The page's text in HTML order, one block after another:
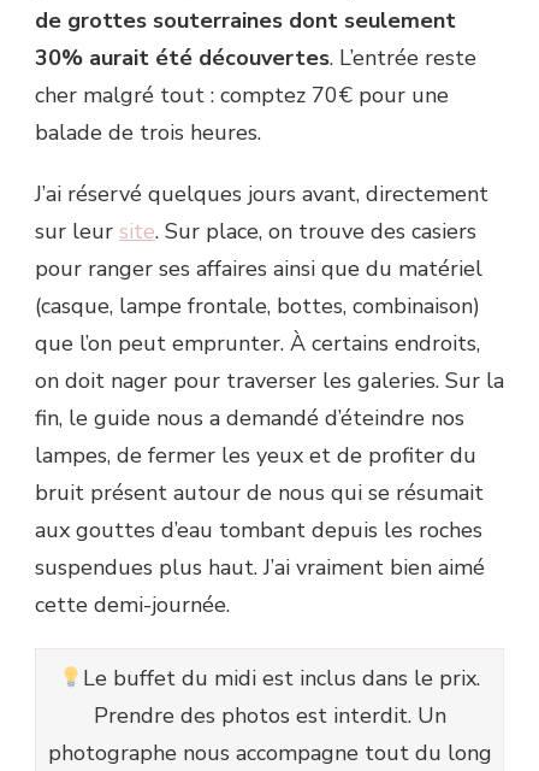
de grottes souterraines dont seulement
30% aurait été découvertes. L’entrée reste
cher malgré tout : comptez 70€ pour une
balade de trois heures.
J’ai réservé quelques jours avant, directement
sur leur site. Sur place, on trouve des casiers
pour ranger ses affaires ainsi que du matériel
(casque, lampe frontale, bottes, combinaison)
que l’on peut emprunter. À certains endroits,
on doit nager pour traverser les galeries. Sur la
fin, le guide nous a demandé d’éteindre nos
lampes, de fermer les yeux et de profiter du
bruit présent autour de nous qui se résumait
aux gouttes d’eau tombant depuis les roches
suspendues plus haut. J’ai vraiment bien aimé
cette demi-journée.
Le buffet du midi est inclus dans le prix.
Prendre des photos est interdit. Un
photographe nous accompagne tout du long